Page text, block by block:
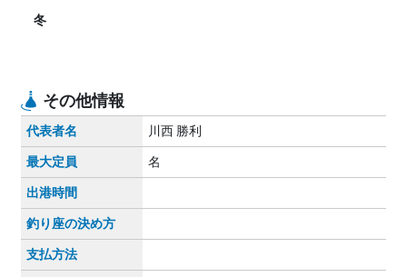
冬
その他情報
代表者名 川西 勝利
最大定員 名
出港時間
釣り座の決め方
支払方法